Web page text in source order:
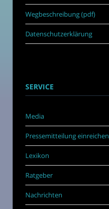
Wegbeschreibung (pdf)
Datenschutzerklärung
SERVICE
Media
Pressemitteilung einreichen
Lexikon
Ratgeber
Nachrichten